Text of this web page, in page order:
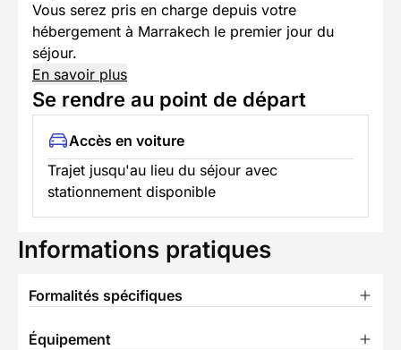
Vous serez pris en charge depuis votre
hébergement à Marrakech le premier jour du
séjour.
En savoir plus
Se rendre au point de départ
Accès en voiture
Trajet jusqu'au lieu du séjour avec
stationnement disponible
Informations pratiques
Formalités spécifiques
Équipement